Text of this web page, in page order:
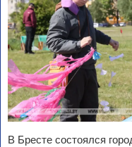
В Бресте состоялся